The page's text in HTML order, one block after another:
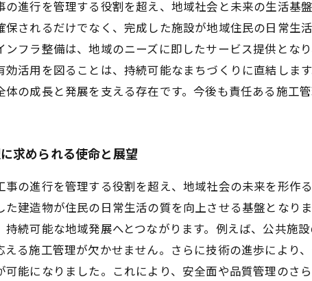
の進行を管理する役割を超え、地域社会と未来の生活基
保されるだけでなく、完成した施設が地域住民の日常生
ンフラ整備は、地域のニーズに即したサービス提供とな
効活用を図ることは、持続可能なまちづくりに直結しま
体の成長と発展を支える存在です。今後も責任ある施工
求められる使命と展望
事の進行を管理する役割を超え、地域社会の未来を形作
た建造物が住民の日常生活の質を向上させる基盤となり
持続可能な地域発展へとつながります。例えば、公共施
える施工管理が欠かせません。さらに技術の進歩によ
可能になりました。これにより、安全面や品質管理のさ